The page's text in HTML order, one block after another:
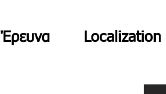
Έρευνα Localization